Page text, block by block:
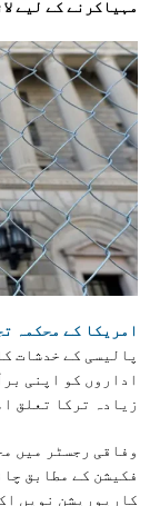
مہیاکرنے کے لیے
امریکا کے محکمہ
پالیسی کے خدشات
اداروں کو اپنی
زیادہ ترکا تعلق
وفاقی رجسٹر میں
فکیشن کے مطابق